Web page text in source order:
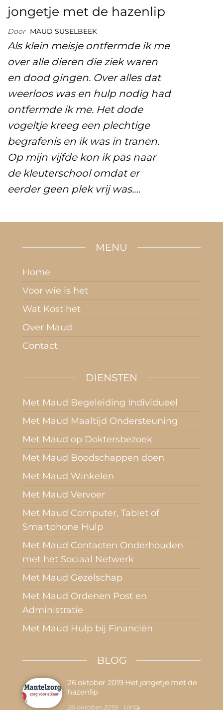
jongetje met de hazenlip
Door MAUD SUSELBEEK
Als klein meisje ontfermde ik me
over alle dieren die ziek waren
en dood gingen. Over alles dat
weerloos was en hulp nodig had
ontfermde ik me. Het dode
vogeltje kreeg een plechtige
begrafenis en ik was in tranen.
Op mijn vijfde kon ik pas naar
de kleuterschool omdat er
eerder geen plek vrij was.…
MENU
Home
Voor wie is het
Wat Kost het
Over Maud
Contact
DIENSTEN
Met Maud Begeleiding Individueel
Met Maud Maaltijd Ondersteuning
Met Maud op Doktersbezoek
Met Maud Boodschappen doen
Met Maud Winkelen
Met Maud Vervoer
Met Maud Computer, Tablet of
Smartphone Hulp
Met Maud Contacten Onderhouden
met het Sociaal Netwerk
Met Maud Gezelschap
Met Maud Ordenen Post en
Administratie
Met Maud Hulp bij Financiën
BLOG
26 oktober 2019 Het jongetje met de
hazenlip
26 oktober 2019 Uit